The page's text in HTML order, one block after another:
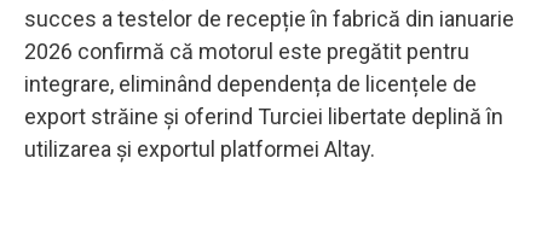
succes a testelor de recepție în fabrică din ianuarie
2026 confirmă că motorul este pregătit pentru
integrare, eliminând dependența de licențele de
export străine și oferind Turciei libertate deplină în
utilizarea și exportul platformei Altay.